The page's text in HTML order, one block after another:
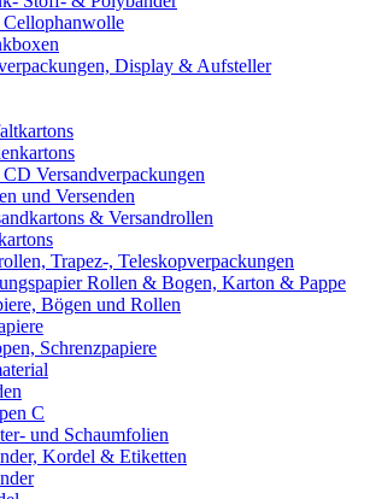
Display & Aufsteller
Versandverpackungen
und Versenden
& Versandrollen
Trapez-, Teleskopverpackungen
Rollen & Bogen, Karton & Pappe
Bögen und Rollen
Schrenzpapiere
C
und Schaumfolien
Kordel & Etiketten